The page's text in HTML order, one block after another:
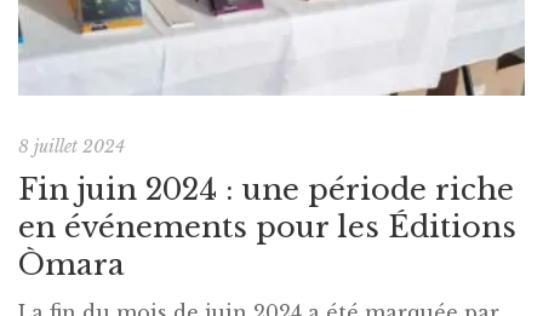
8 juillet 2024
Fin juin 2024 : une période riche
en événements pour les Éditions
Òmara